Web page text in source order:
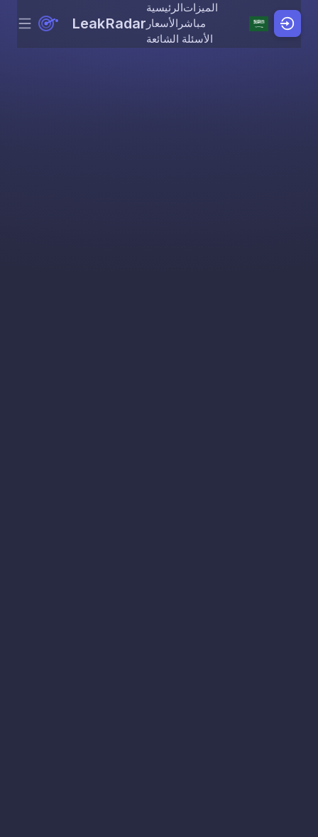
Skip to content
Menu LeakRadar
الرئيسيةالميزات
الأسعار مباشر
الأسئلة الشائعة